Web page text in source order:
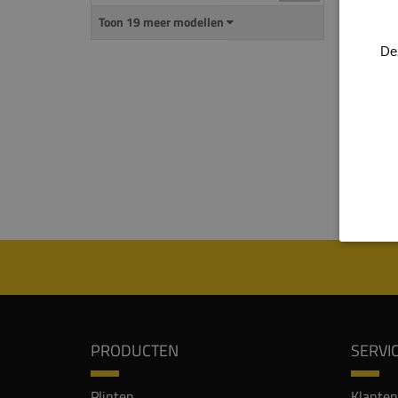
Toon 19 meer modellen
het
De
PRODUCTEN